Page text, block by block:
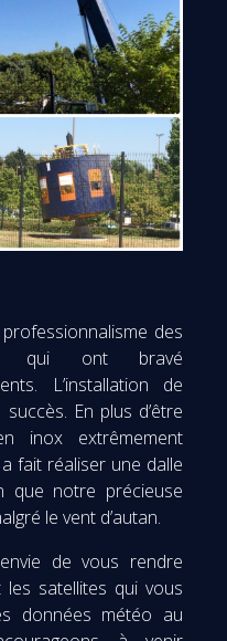
des
qui ont bravé
L’installation de
En plus d’être
inox extrêmement
fait réaliser une dalle
notre précieuse
le vent d’autan.
de vous rendre
satellites qui vous
données météo au